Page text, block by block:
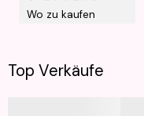
Wo zu kaufen
Top Verkäufe